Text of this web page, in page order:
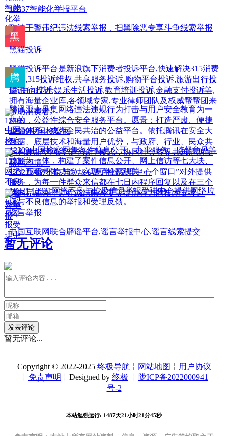
12337智能化举报平台
政法干警违纪违法线索举报，扫黑除恶专享斗争线索举报
黑猫投诉
黑猫投诉平台是新浪旗下消费者投诉平台,快速解决315消费
投诉,315投诉维权,共享服务投诉,购物平台投诉,旅游出行投
诉,住宿投诉,娱乐生活投诉,教育培训投诉,金融支付投诉等,
拥有海量企业库,各领域专家,专业律师团队及权威帮帮团来
帮助消费者。
腾讯110卫士
腾讯卫士是集网络违法违规行为打击与用户安全教育为一
体的，公益性综合安全服务平台。愿景：打造严肃、便捷
举报体系，成为全民共治的公益平台。依托腾讯在安全大
数据、底层技术和海量用户优势，与政府、行业、民众共
同构建新型网络安全治理模式，协同社会各界共筑清朗互
联网环境。
12309中国检察网
12309中国检察网集案件信息公开、办事服务、监督意见等
功能为一体，构建了案件信息公开、网上信访等七大块、
二十五项具体功能，实现了检察机关“一个窗口”对外提供
服务，为每一件群众来信都在七日内程序回复以及在三个
月内完成办理过程或结果答复等提供有力的技术支撑。
12321网络不良与垃圾信息举报受理中心
12321,12321网络不良与垃圾信息举报受理中心提供网络垃
圾与不良信息的举报和受理反馈。
谣言举报
中国互联网联合辟谣平台,谣言举报中心,谣言线索提交
暂无评论
发表评论
暂无评论...
Copyright © 2022-2025 终极导航 ╎ 网站地图 ╎ 用户协议
╎ 免责声明 ╎Designed by 终极 ╎ 陇ICP备2022000941
号-2
本站勉强运行: 1487天21小时21分46秒